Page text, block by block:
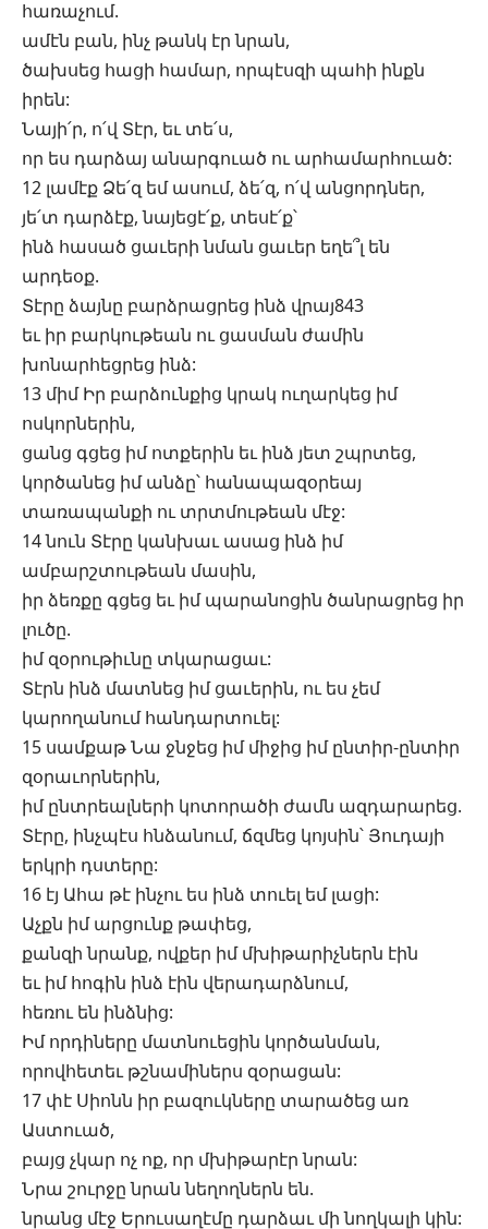
հառաչում.
ամէն բան, ինչ թանկ էր նրան,
ծախսեց հացի համար, որպէսզի պահի ինքն
իրեն:
Նայի՛ր, ո՛վ Տէր, եւ տե՛ս,
որ ես դարձայ անարգուած ու արհամարհուած:
12 լամէք Ձե՛զ եմ ասում, ձե՛զ, ո՛վ անցորդներ,
յե՛տ դարձէք, նայեցէ՛ք, տեսէ՛ք՝
ինձ հասած ցաւերի նման ցաւեր եղե՞լ են
արդեօք.
Տէրը ձայնը բարձրացրեց ինձ վրայ843
եւ իր բարկութեան ու ցասման ժամին
խոնարհեցրեց ինձ:
13 միմ Իր բարձունքից կրակ ուղարկեց իմ
ոսկորներին,
ցանց գցեց իմ ոտքերին եւ ինձ յետ շպրտեց,
կործանեց իմ անձը՝ հանապազօրեայ
տառապանքի ու տրտմութեան մէջ:
14 նուն Տէրը կանխաւ ասաց ինձ իմ
ամբարշտութեան մասին,
իր ձեռքը գցեց եւ իմ պարանոցին ծանրացրեց իր
լուծը.
իմ զօրութիւնը տկարացաւ:
Տէրն ինձ մատնեց իմ ցաւերին, ու ես չեմ
կարողանում հանդարտուել:
15 սամքաթ Նա ջնջեց իմ միջից իմ ընտիր-ընտիր
զօրաւորներին,
իմ ընտրեալների կոտորածի ժամն ազդարարեց.
Տէրը, ինչպէս հնձանում, ճզմեց կոյսին՝ Յուդայի
երկրի դստերը:
16 էյ Ահա թէ ինչու ես ինձ տուել եմ լացի:
Աչքն իմ արցունք թափեց,
քանզի նրանք, ովքեր իմ մխիթարիչներն էին
եւ իմ հոգին ինձ էին վերադարձնում,
հեռու են ինձնից:
Իմ որդիները մատնուեցին կործանման,
որովհետեւ թշնամիներս զօրացան:
17 փէ Սիոնն իր բազուկները տարածեց առ
Աստուած,
բայց չկար ոչ ոք, որ մխիթարէր նրան:
Նրա շուրջը նրան նեղողներն են.
նրանց մէջ Երուսաղէմը դարձաւ մի նողկալի կին: